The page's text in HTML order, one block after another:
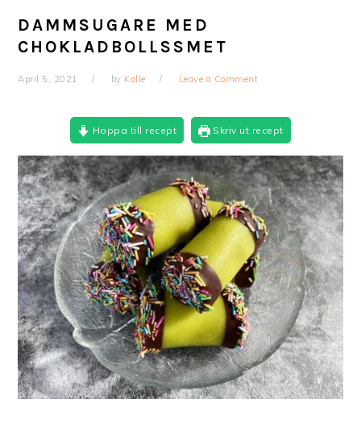
DAMMSUGARE MED
CHOKLADBOLLSSMET
April 5, 2021 by Kalle Leave a Comment
Hoppa till recept Skriv ut recept